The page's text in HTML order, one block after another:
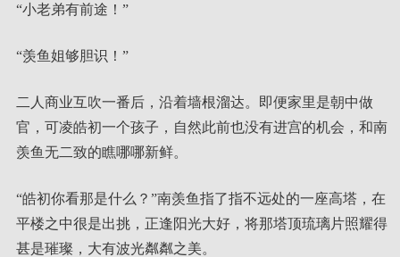
“小老弟有前途！”
“羡鱼姐够胆识！”
二人商业互吹一番后，沿着墙根溜达。即便家里是朝中做
官，可凌皓初一个孩子，自然此前也没有进宫的机会，和南
羡鱼无二致的瞧哪哪新鲜。
“皓初你看那是什么？”南羡鱼指了指不远处的一座高塔，在
平楼之中很是出挑，正逢阳光大好，将那塔顶琉璃片照耀得
甚是璀璨，大有波光粼粼之美。